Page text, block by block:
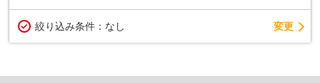
絞り込み条件： なし 変更